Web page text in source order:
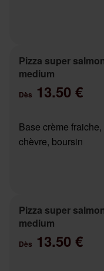
Pizza super
medium
Dès 13.50 €
Base crème
chèvre, boursin
Pizza super
medium
Dès 13.50 €